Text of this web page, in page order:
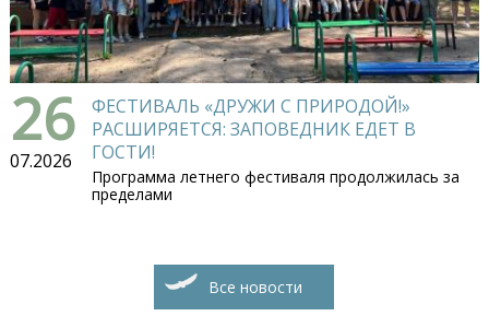
26
07.2026
ФЕСТИВАЛЬ «ДРУЖИ С ПРИРОДОЙ!»
РАСШИРЯЕТСЯ: ЗАПОВЕДНИК ЕДЕТ В
ГОСТИ!
Программа летнего фестиваля продолжилась за
пределами
Все новости